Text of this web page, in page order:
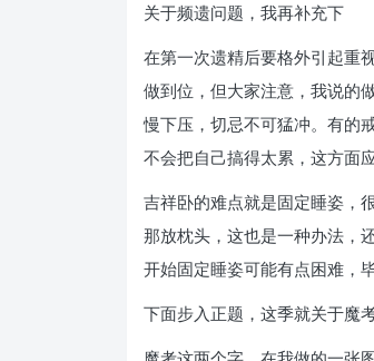
关于频遗问题，我再补充下
在第一次遗精后要格外引起重
做到位，但大家注意，我说的
慢下压，切忌不可猛冲。有的
不会把自己搞得太累，这方面
吉祥卧的难点就是固定睡姿，
那放枕头，这也是一种办法，
开始固定睡姿可能有点困难，
下面步入正题，这季就关于魔